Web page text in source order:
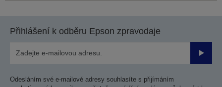
Přihlášení k odběru Epson zpravodaje
Odesláním své e-mailové adresy souhlasíte s přijímáním